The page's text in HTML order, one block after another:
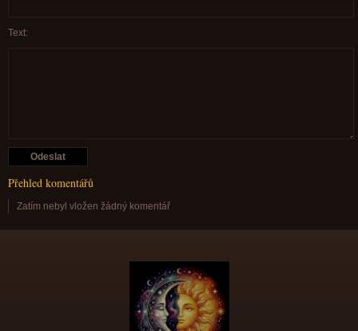
Text:
Přehled komentářů
Zatím nebyl vložen žádný komentář